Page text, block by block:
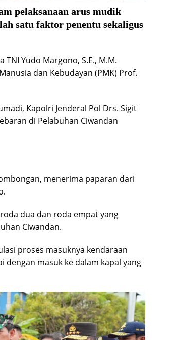
pelaksanaan arus mudik
satu faktor penentu sekaligus
Yudo Margono, S.E., M.M.
dan Kebudayan (PMK) Prof.
Kapolri Jenderal Pol Drs. Sigit
di Pelabuhan Ciwandan
menerima paparan dari
dua dan roda empat yang
Ciwandan.
proses masuknya kendaraan
masuk ke dalam kapal yang